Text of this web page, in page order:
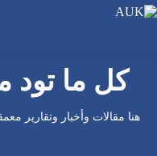
ابحث
الموقع
كل ما تود
هنا مقالات وأخبار وتقارير